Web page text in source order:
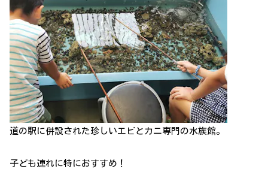
道の駅に併設された珍しいエビとカニ専門の水族館。
子ども連れに特におすすめ！